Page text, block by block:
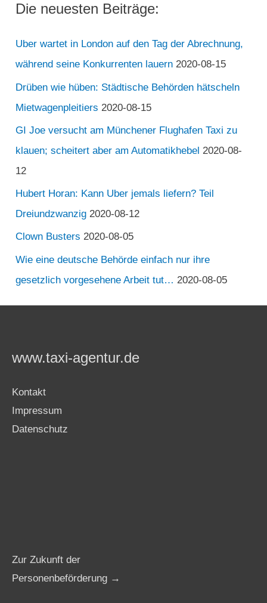
Die neuesten Beiträge:
Uber wartet in London auf den Tag der Abrechnung,
während seine Konkurrenten lauern 2020-08-15
Drüben wie hüben: Städtische Behörden hätscheln
Mietwagenpleitiers 2020-08-15
GI Joe versucht am Münchener Flughafen Taxi zu
klauen; scheitert aber am Automatikhebel 2020-08-
12
Hubert Horan: Kann Uber jemals liefern? Teil
Dreiundzwanzig 2020-08-12
Clown Busters 2020-08-05
Wie eine deutsche Behörde einfach nur ihre
gesetzlich vorgesehene Arbeit tut… 2020-08-05
www.taxi-agentur.de
Kontakt
Impressum
Datenschutz
Zur Zukunft der
Personenbeförderung →